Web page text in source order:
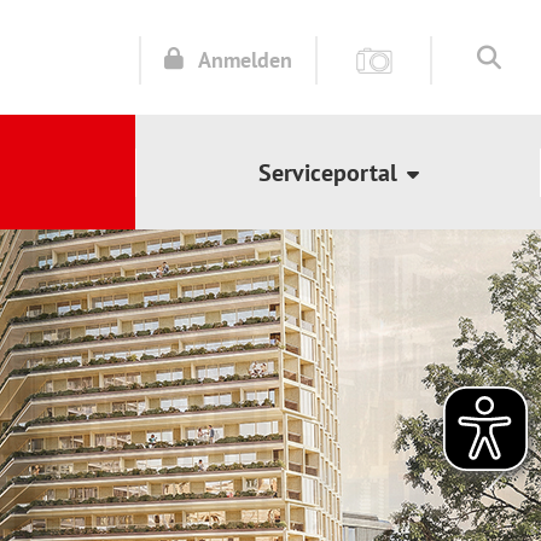
Anmelden
Serviceportal